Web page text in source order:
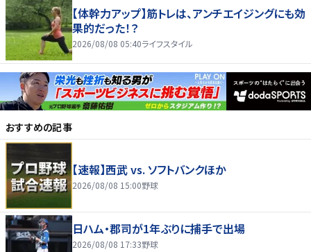
【体幹力アップ】筋トレは、アンチエイジングにも効
果的だった！？
2026/08/08 05:40ライフスタイル
おすすめの記事
【速報】西武 vs. ソフトバンクほか
2026/08/08 15:00野球
日ハム・郡司が1年ぶりに捕手で出場
2026/08/08 17:33野球